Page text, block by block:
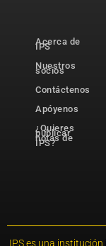
Acerca de
IPS
Nuestros
socios
Contáctenos
Apóyenos
¿Quieres
publicar
notas de
IPS?
IPS es una